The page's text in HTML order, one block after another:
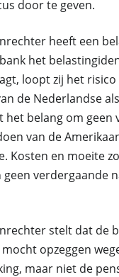
door te geven.
heeft een
het
loopt zij het
de Nederlandse
het belang om geen
van de
Kosten en moeite
geen verdergaande
stelt dat de
opzeggen
maar niet de